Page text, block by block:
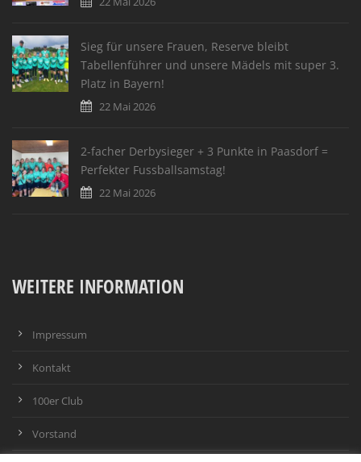
Sieg für unsere Frauen, Reserve bleibt
Tabellenführer und unsere Mädels mit super 3.
Platz in Bayern!
22 Mai 2026
2-facher Derbysieger + 3 Punkte in Paasdorf =
Perfekter Fussballsamstag!
22 Mai 2026
WEITERE INFORMATION
Impressum
Kontakt
100er Club
Vorstand